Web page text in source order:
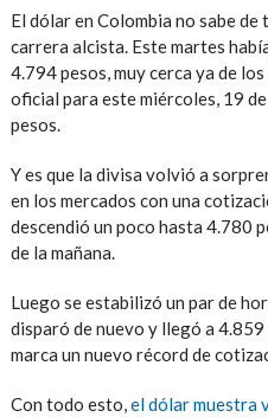
El dólar en Colombia no sabe
carrera alcista. Este martes
4.794 pesos, muy cerca ya de
oficial para este miércoles, 19
pesos.
Y es que la divisa volvió a
en los mercados con una
descendió un poco hasta 4.780
de la mañana.
Luego se estabilizó un par de
disparó de nuevo y llegó a 4.859
marca un nuevo récord de
Con todo esto,el dólar muestra